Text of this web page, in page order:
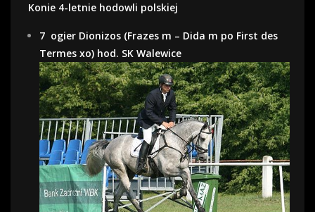
Konie 4-letnie hodowli polskiej
7 ogier Dionizos (Frazes m – Dida m po First des
Termes xo) hod. SK Walewice